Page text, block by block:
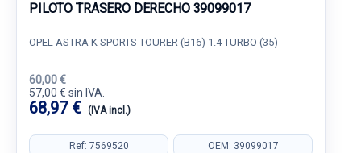
PILOTO TRASERO DERECHO 39099017
OPEL ASTRA K SPORTS TOURER (B16) 1.4 TURBO (35)
60,00 €
57,00 € sin IVA.
68,97 € (IVA incl.)
Ref: 7569520 OEM: 39099017